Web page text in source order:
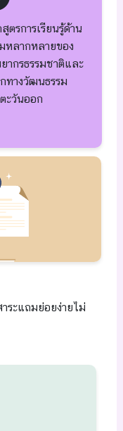
ตรการเรียนรู้ด้าน
หลากหลายของ
ากรธรรมชาติและ
ทางวัฒนธรรม
ะวันออก
ระแถมย่อยง่ายไม่